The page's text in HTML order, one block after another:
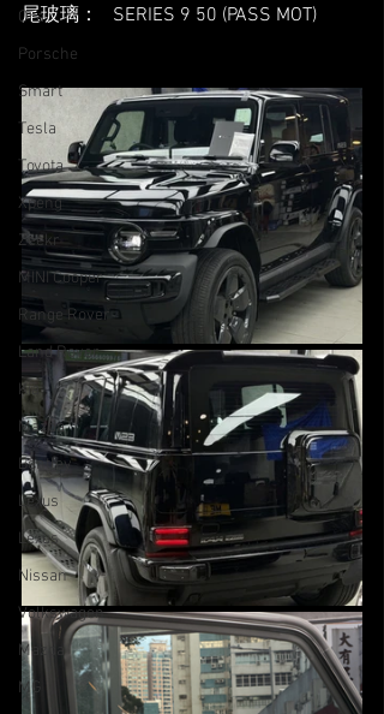
Ora
Porsche
Smart
Tesla
Toyota
Xpeng
Zeekr
MINI Cooper
Range Rover
Land Rover
Kia
Mazda
Bentley
Lexus
Lexus
Nissan
Volkswagen
Mazda
MG
尾玻璃：   SERIES 9 50 (PASS MOT)